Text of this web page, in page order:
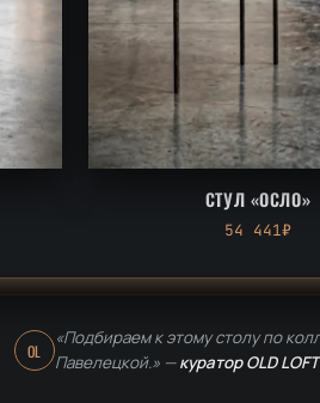
СТУЛ «ОСЛО»
54 441₽
OL
«Подбираем к этому столу по
Павелецкой.» —куратор OLD LOFT